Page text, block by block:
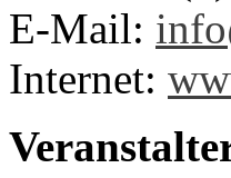
E-Mail:
Internet: